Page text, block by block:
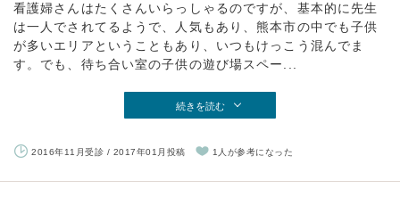
看護婦さんはたくさんいらっしゃるのですが、基本的に先生
は一人でされてるようで、人気もあり、熊本市の中でも子供
が多いエリアということもあり、いつもけっこう混んでま
す。でも、待ち合い室の子供の遊び場スペー...
続きを読む
2016年11月受診 / 2017年01月投稿 1人が参考になった